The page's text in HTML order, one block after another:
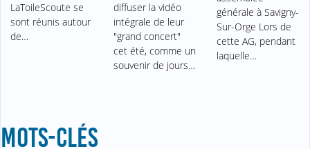
LaToileScoute se
sont réunis autour
de…
diffuser la vidéo
intégrale de leur
"grand concert"
cet été, comme un
souvenir de jours…
générale à Savigny-
Sur-Orge Lors de
cette AG, pendant
laquelle…
MOTS-CLÉS